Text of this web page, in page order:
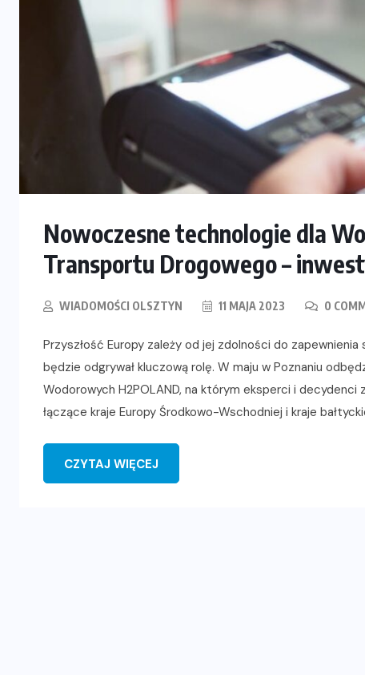
Nowoczesne technologie dla
Transportu Drogowego –
WIADOMOŚCI OLSZTYN 11 MAJA 2023 0
Przyszłość Europy zależy od jej zdolności do
będzie odgrywał kluczową rolę. W maju w Poznaniu
Wodorowych H2POLAND, na którym eksperci i
łączące kraje Europy Środkowo-Wschodniej i kraje
CZYTAJ WIĘCEJ